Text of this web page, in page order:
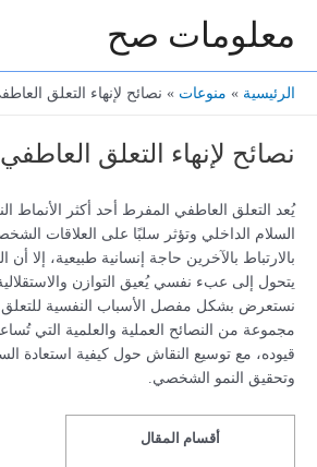
معلومات صح
الرئيسية منوعات نصائح لإنهاء التعلق
نصائح لإنهاء التعلق العاطفي
يُعد التعلق العاطفي المفرط أحد أكثر الأنماط
السلام الداخلي وتؤثر سلبًا على العلاقات
بالارتباط بالآخرين حاجة إنسانية طبيعية، إلا أن
يتحول إلى عبء نفسي يُعيق التوازن
نستعرض بشكل مفصل الأسباب النفسية للتعلق
مجموعة من النصائح العملية والعلمية التي
قيوده، مع توسيع النقاش حول كيفية استعادة
وتحقيق النمو الشخصي.
أقسام المقال